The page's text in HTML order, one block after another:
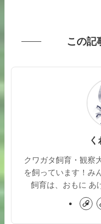
この記
クワガタ飼育・観察
を飼っています！み
飼育は、おもに あ